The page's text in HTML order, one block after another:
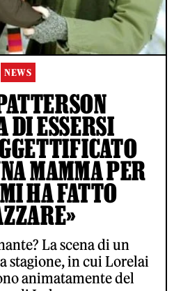
NEWS
DI ESSERSI
MAMMA PER
HA FATTO
La scena di un
stagione, in cui Lorelai
animatamente del
TRATTAMENTO DEI DATI E
NEWSLETTER DI RS
CONTATTI PUBBLICITÀ